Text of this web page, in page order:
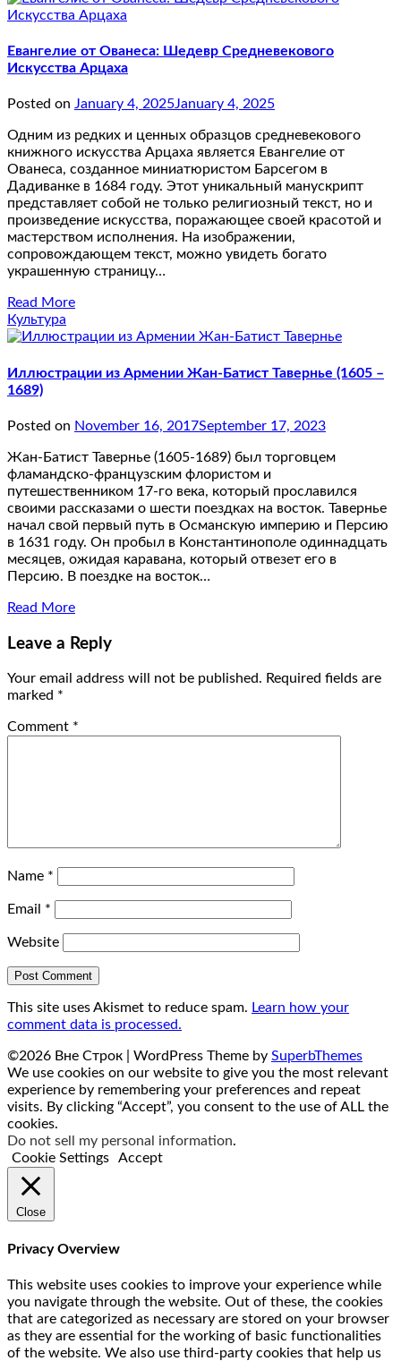
Евангелие от Ованеса: Шедевр Средневекового
Искусства Арцаха
Posted on January 4, 2025January 4, 2025
Одним из редких и ценных образцов средневекового
книжного искусства Арцаха является Евангелие от
Ованеса, созданное миниатюристом Барсегом в
Дадиванке в 1684 году. Этот уникальный манускрипт
представляет собой не только религиозный текст, но и
произведение искусства, поражающее своей красотой и
мастерством исполнения. На изображении,
сопровождающем текст, можно увидеть богато
украшенную страницу…
Read More
Культура
Иллюстрации из Армении Жан-Батист Тавернье (1605 –
1689)
Posted on November 16, 2017September 17, 2023
Жан-Батист Тавернье (1605-1689) был торговцем
фламандско-французским флористом и
путешественником 17-го века, который прославился
своими рассказами о шести поездках на восток. Тавернье
начал свой первый путь в Османскую империю и Персию
в 1631 году. Он пробыл в Константинополе одиннадцать
месяцев, ожидая каравана, который отвезет его в
Персию. В поездке на восток…
Read More
Leave a Reply
Your email address will not be published. Required fields are
marked *
Comment *
Name *
Email *
Website
This site uses Akismet to reduce spam. Learn how your
comment data is processed.
©2026 Вне Строк | WordPress Theme by SuperbThemes
We use cookies on our website to give you the most relevant
experience by remembering your preferences and repeat
visits. By clicking “Accept”, you consent to the use of ALL the
cookies.
Do not sell my personal information.
Cookie Settings
Accept
Close
Privacy Overview
This website uses cookies to improve your experience while
you navigate through the website. Out of these, the cookies
that are categorized as necessary are stored on your browser
as they are essential for the working of basic functionalities
of the website. We also use third-party cookies that help us